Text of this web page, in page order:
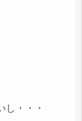
し・・・